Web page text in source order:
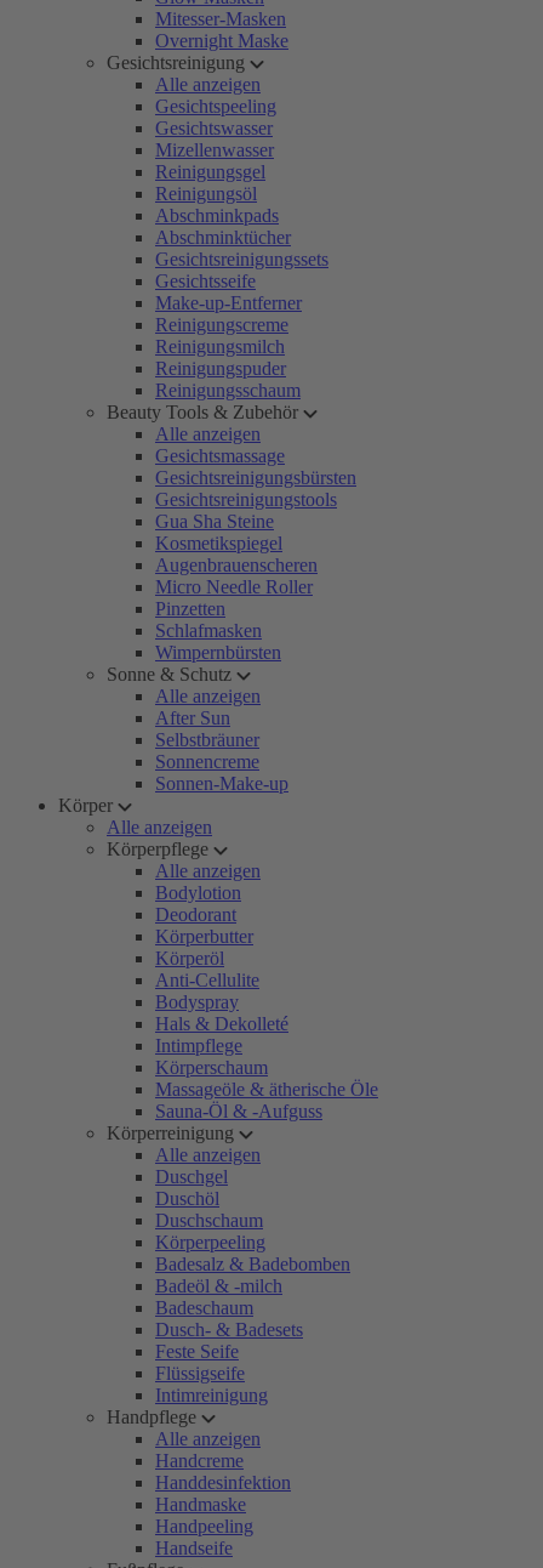
Mitesser-Masken
Overnight Maske
Gesichtsreinigung
Alle anzeigen
Gesichtspeeling
Gesichtswasser
Mizellenwasser
Reinigungsgel
Reinigungsöl
Abschminkpads
Abschminktücher
Gesichtsreinigungssets
Gesichtsseife
Make-up-Entferner
Reinigungscreme
Reinigungsmilch
Reinigungspuder
Reinigungsschaum
Beauty Tools & Zubehör
Alle anzeigen
Gesichtsmassage
Gesichtsreinigungsbürsten
Gesichtsreinigungstools
Gua Sha Steine
Kosmetikspiegel
Augenbrauenscheren
Micro Needle Roller
Pinzetten
Schlafmasken
Wimpernbürsten
Sonne & Schutz
Alle anzeigen
After Sun
Selbstbräuner
Sonnencreme
Sonnen-Make-up
Körper
Alle anzeigen
Körperpflege
Alle anzeigen
Bodylotion
Deodorant
Körperbutter
Körperöl
Anti-Cellulite
Bodyspray
Hals & Dekolleté
Intimpflege
Körperschaum
Massageöle & ätherische Öle
Sauna-Öl & -Aufguss
Körperreinigung
Alle anzeigen
Duschgel
Duschöl
Duschschaum
Körperpeeling
Badesalz & Badebomben
Badeöl & -milch
Badeschaum
Dusch- & Badesets
Feste Seife
Flüssigseife
Intimreinigung
Handpflege
Alle anzeigen
Handcreme
Handdesinfektion
Handmaske
Handpeeling
Handseife